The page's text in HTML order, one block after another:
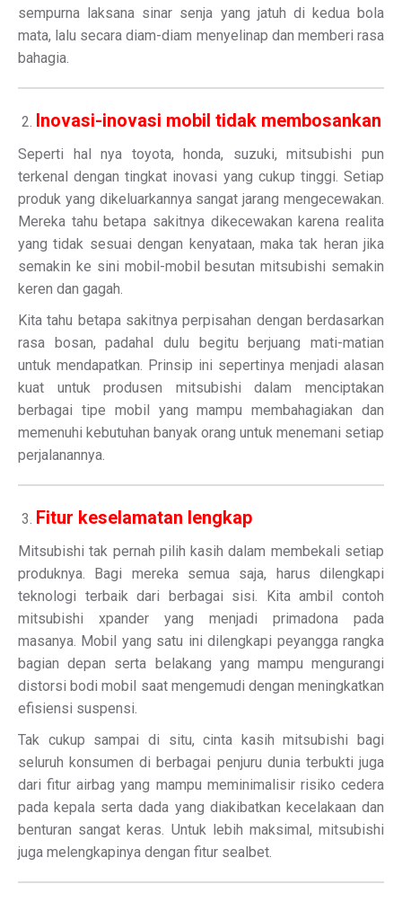
sempurna laksana sinar senja yang jatuh di kedua bola
mata, lalu secara diam-diam menyelinap dan memberi rasa
bahagia.
Inovasi-inovasi mobil tidak membosankan
Seperti hal nya toyota, honda, suzuki, mitsubishi pun
terkenal dengan tingkat inovasi yang cukup tinggi. Setiap
produk yang dikeluarkannya sangat jarang mengecewakan.
Mereka tahu betapa sakitnya dikecewakan karena realita
yang tidak sesuai dengan kenyataan, maka tak heran jika
semakin ke sini mobil-mobil besutan mitsubishi semakin
keren dan gagah.
Kita tahu betapa sakitnya perpisahan dengan berdasarkan
rasa bosan, padahal dulu begitu berjuang mati-matian
untuk mendapatkan. Prinsip ini sepertinya menjadi alasan
kuat untuk produsen mitsubishi dalam menciptakan
berbagai tipe mobil yang mampu membahagiakan dan
memenuhi kebutuhan banyak orang untuk menemani setiap
perjalanannya.
Fitur keselamatan lengkap
Mitsubishi tak pernah pilih kasih dalam membekali setiap
produknya. Bagi mereka semua saja, harus dilengkapi
teknologi terbaik dari berbagai sisi. Kita ambil contoh
mitsubishi xpander yang menjadi primadona pada
masanya. Mobil yang satu ini dilengkapi peyangga rangka
bagian depan serta belakang yang mampu mengurangi
distorsi bodi mobil saat mengemudi dengan meningkatkan
efisiensi suspensi.
Tak cukup sampai di situ, cinta kasih mitsubishi bagi
seluruh konsumen di berbagai penjuru dunia terbukti juga
dari fitur airbag yang mampu meminimalisir risiko cedera
pada kepala serta dada yang diakibatkan kecelakaan dan
benturan sangat keras. Untuk lebih maksimal, mitsubishi
juga melengkapinya dengan fitur sealbet.